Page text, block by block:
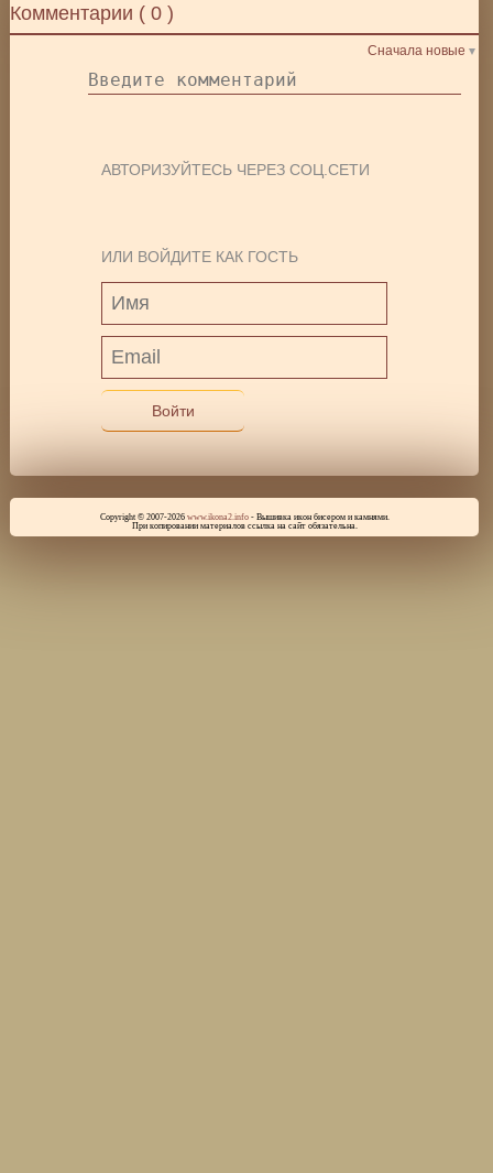
Комментарии (0 )
Сначала новые
АВТОРИЗУЙТЕСЬ ЧЕРЕЗ СОЦ.СЕТИ
ИЛИ ВОЙДИТЕ КАК ГОСТЬ
Войти
Copyright © 2007-2026 www.ikona2.info- Вышивка икон бисером и камнями.
При копировании материалов ссылка на сайт обязательна.